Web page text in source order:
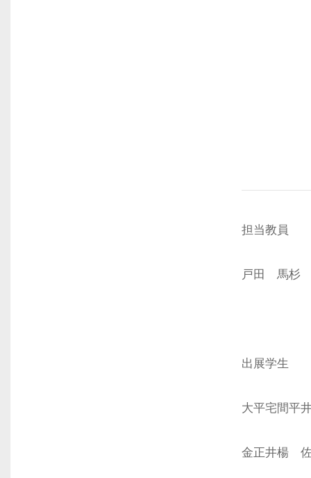
担当教員
戸田 馬杉
出展学生
大平宅間
金正井楊